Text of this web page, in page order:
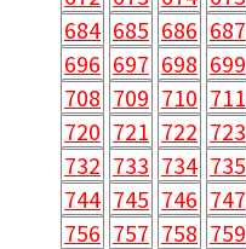
684 685 686 687
696 697 698 699
708 709 710 711
720 721 722 723
732 733 734 735
744 745 746 747
756 757 758 759